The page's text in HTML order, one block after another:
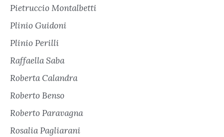
Pietruccio Montalbetti
Plinio Guidoni
Plinio Perilli
Raffaella Saba
Roberta Calandra
Roberto Benso
Roberto Paravagna
Rosalia Pagliarani